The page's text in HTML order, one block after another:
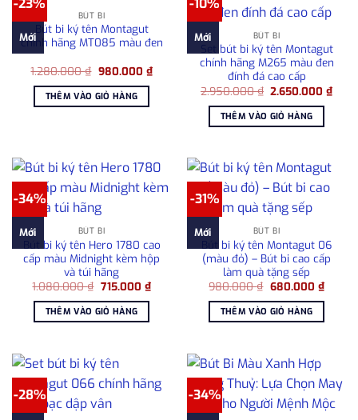
-23%
Mới
BÚT BI
Bút bi ký tên Montagut
chính hãng MT085 màu đen
1.280.000₫ Giá
là:
1.280.000 ₫.
980.000 ₫Giá
hiện
THÊM VÀO GIỎ HÀNG
-10%
Mới BÚT BI
Set bút bi ký tên Montagut
chính hãng M265 màu đen
đính đá cao cấp
2.950.000₫ Giá
là:
2.950.000 ₫.
2.650.000₫Giá
hiện
THÊM VÀO GIỎ HÀNG
-34%
Mới BÚT BI
Bút bi ký tên Hero 1780 cao
cấp màu Midnight kèm hộp
và túi hãng
1.080.000₫ Giá
là:
1.080.000 ₫.
715.000 ₫Giá
hiện
THÊM VÀO GIỎ HÀNG
-31%
Mới BÚT BI
Bút bi ký tên Montagut 06
(màu đỏ) – Bút bi cao cấp
làm quà tặng sếp
980.000₫ Giá
là:
980.000 ₫.
680.000 ₫Giá
hiện
THÊM VÀO GIỎ HÀNG
-28% -34%